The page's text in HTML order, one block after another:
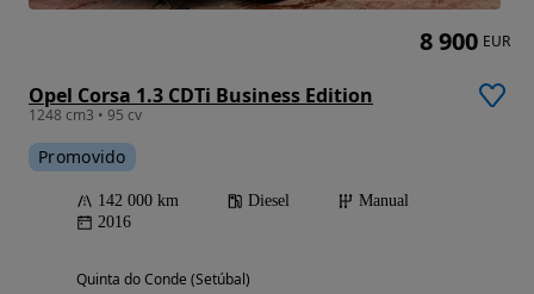
Opel Corsa 1.3 CDTi Business Edition
1248 cm3 • 95 cv
Promovido
142 000 km Diesel
Manual
2016
Quinta do Conde (Setúbal)
8 900 EUR